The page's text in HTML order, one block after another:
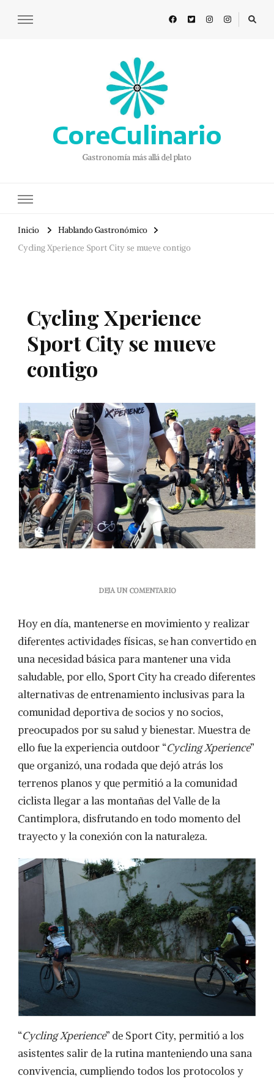
CoreCulinario
Gastronomía más allá del plato
Inicio
Hablando Gastronómico
Cycling Xperience Sport City se mueve contigo
Cycling Xperience
Sport City se mueve
contigo
DEJA UN COMENTARIOEN
SPORT
MUEVE
CONTIGO
Hoy en día, mantenerse en movimiento y realizar
diferentes actividades físicas, se han convertido en
una necesidad básica para mantener una vida
saludable, por ello, Sport City ha creado diferentes
alternativas de entrenamiento inclusivas para la
comunidad deportiva de socios y no socios,
preocupados por su salud y bienestar. Muestra de
ello fue la experiencia outdoor “Cycling Xperience”
que organizó, una rodada que dejó atrás los
terrenos planos y que permitió a la comunidad
ciclista llegar a las montañas del Valle de la
Cantimplora, disfrutando en todo momento del
trayecto y la conexión con la naturaleza.
“Cycling Xperience” de Sport City, permitió a los
asistentes salir de la rutina manteniendo una sana
convivencia, cumpliendo todos los protocolos y